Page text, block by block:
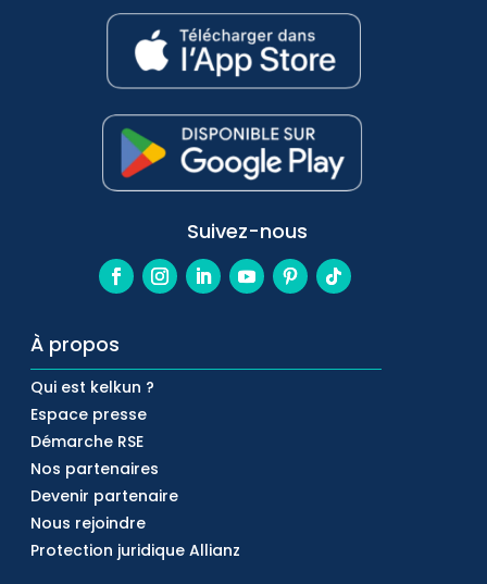
Suivez-nous
À propos
Qui est kelkun ?
Espace presse
Démarche RSE
Nos partenaires
Devenir partenaire
Nous rejoindre
Protection juridique Allianz